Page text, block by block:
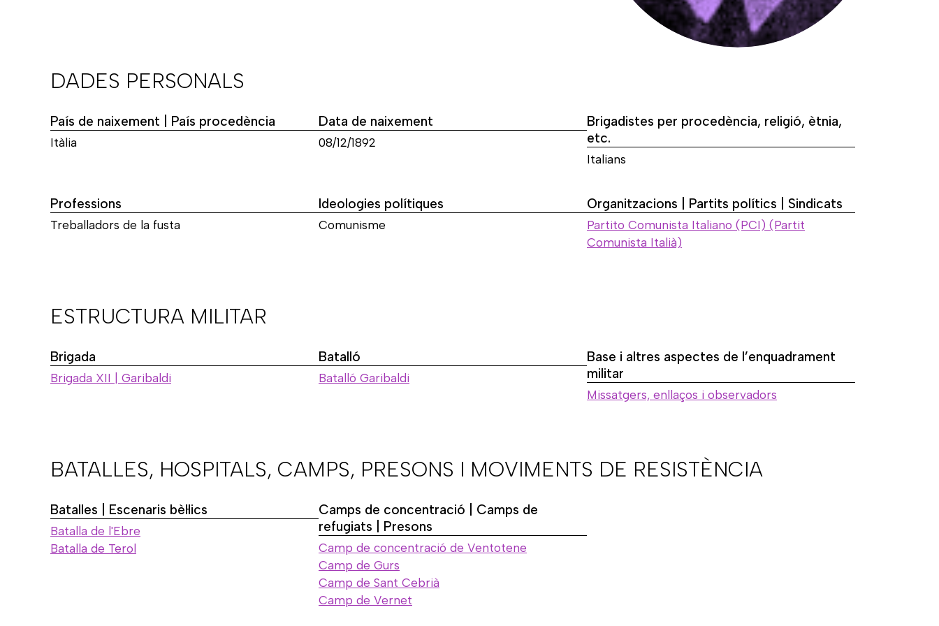
DADES PERSONALS
País de naixement | País procedència
Itàlia
Data de naixement
08/12/1892
Brigadistes per procedència, religió, ètnia,
etc.
Italians
Professions
Treballadors de la fusta
Ideologies polítiques
Comunisme
Organitzacions | Partits polítics | Sindicats
Partito Comunista Italiano (PCI) (Partit
Comunista Italià)
ESTRUCTURA MILITAR
Brigada
Brigada XII | Garibaldi
Batalló
Batalló Garibaldi
Base i altres aspectes de l’enquadrament
militar
Missatgers, enllaços i observadors
BATALLES, HOSPITALS, CAMPS, PRESONS I MOVIMENTS DE RESISTÈNCIA
Batalles | Escenaris bèl·lics
Batalla de l'Ebre
Batalla de Terol
Camps de concentració | Camps de
refugiats | Presons
Camp de concentració de Ventotene
Camp de Gurs
Camp de Sant Cebrià
Camp de Vernet